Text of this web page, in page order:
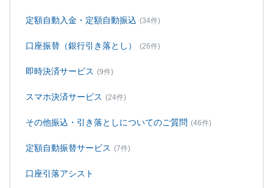
定額自動入金・定額自動振込 (34件)
口座振替（銀行引き落とし） (26件)
即時決済サービス (9件)
スマホ決済サービス (24件)
その他振込・引き落としについてのご質問 (46件)
定額自動振替サービス (7件)
口座引落アシスト